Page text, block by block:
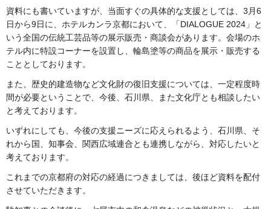
資料にも書いていますが、当面すぐの具体的な支援としては、3月6
日から9日に、ホテルカンラ京都において、「DIALOGUE 2024」と
いう全国の伝統工芸品等の展示販売・商談会があります。会場のホ
テル内に特設コーナーを設置し、輪島塗等の商品を展示・販売する
こととしております。
また、歴史的建造物など文化財の復旧支援については、一定程度時
間が必要ということで、今後、石川県、また文化庁とも相談したい
と考えております。
いずれにしても、今後の支援ニーズに応えられるよう、石川県、そ
れから国、知事会、関西広域連合とも連携しながら、対応したいと
考えております。
これまでの京都府の対応の経過につきましては、後ほど資料を配付
させていただきます。